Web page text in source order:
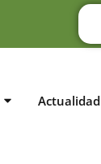
Actualidad